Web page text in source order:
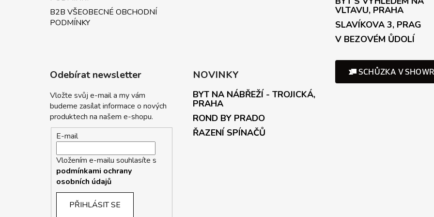
B2B VŠEOBECNÉ OBCHODNÍ
PODMÍNKY
VLTAVU, PRAHA
SLAVÍKOVA 3, PRAG
V BEZOVÉM ŮDOLÍ
Odebírat newsletter
Vložte svůj e-mail a my vám
budeme zasílat informace o nových
produktech na našem e-shopu.
E-mail
Vložením e-mailu souhlasíte s
podmínkami ochrany
osobních údajů
PŘIHLÁSIT SE
NOVINKY
BYT NA NÁBŘEŽÍ - TROJICKÁ,
PRAHA
ROND BY PRADO
ŘAZENÍ SPÍNAČŮ